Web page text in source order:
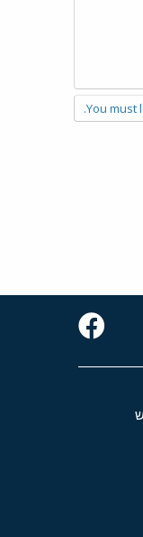
You must